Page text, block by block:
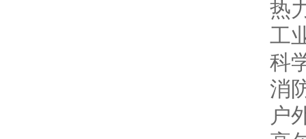
热
工
科
消
户